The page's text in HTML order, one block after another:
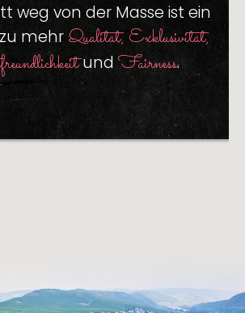
weg von der Masse ist ein
mehr Qualität, Exklusivität,
und Fairness.